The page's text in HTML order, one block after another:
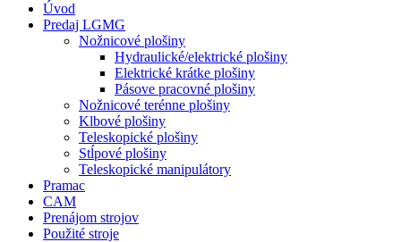
Úvod
Predaj LGMG
Nožnicové plošiny
Hydraulické/elektrické plošiny
Elektrické krátke plošiny
Pásove pracovné plošiny
Nožnicové terénne plošiny
Klbové plošiny
Teleskopické plošiny
Stĺpové plošiny
Teleskopické manipulátory
Pramac
CAM
Prenájom strojov
Použité stroje